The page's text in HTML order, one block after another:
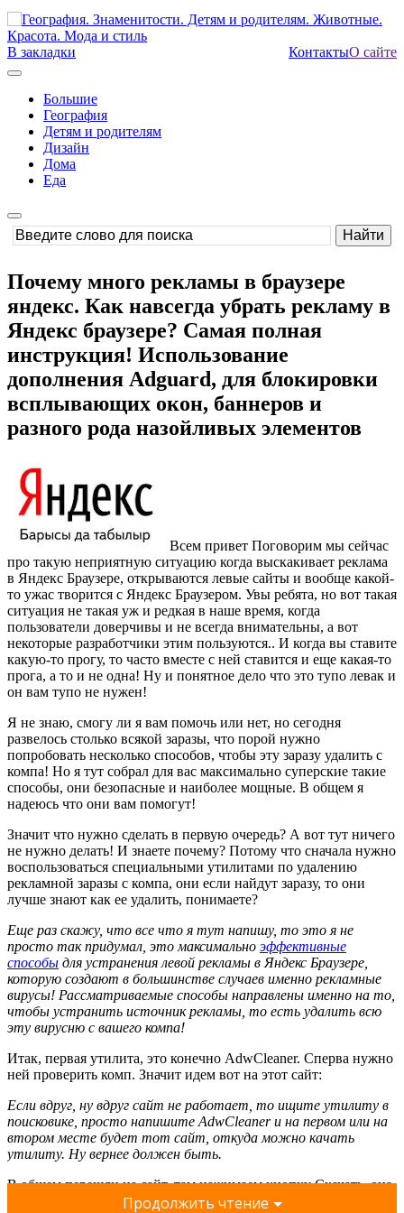
В закладки КонтактыО сайте
Большие
География
Детям и родителям
Дизайн
Дома
Еда
Почему много рекламы в браузере
яндекс. Как навсегда убрать рекламу в
Яндекс браузере? Самая полная
инструкция! Использование
дополнения Adguard, для блокировки
всплывающих окон, баннеров и
разного рода назойливых элементов
Всем привет Поговорим мы сейчас
про такую неприятную ситуацию когда выскакивает реклама
в Яндекс Браузере, открываются левые сайты и вообще какой-
то ужас творится с Яндекс Браузером. Увы ребята, но вот такая
ситуация не такая уж и редкая в наше время, когда
пользователи доверчивы и не всегда внимательны, а вот
некоторые разработчики этим пользуются.. И когда вы ставите
какую-то прогу, то часто вместе с ней ставится и еще какая-то
прога, а то и не одна! Ну и понятное дело что это тупо левак и
он вам тупо не нужен!
Я не знаю, смогу ли я вам помочь или нет, но сегодня
развелось столько всякой заразы, что порой нужно
попробовать несколько способов, чтобы эту заразу удалить с
компа! Но я тут собрал для вас максимально суперские такие
способы, они безопасные и наиболее мощные. В общем я
надеюсь что они вам помогут!
Значит что нужно сделать в первую очередь? А вот тут ничего
не нужно делать! И знаете почему? Потому что сначала нужно
воспользоваться специальными утилитами по удалению
рекламной заразы с компа, они если найдут заразу, то они
лучше знают как ее удалить, понимаете?
Еще раз скажу, что все что я тут напишу, то это я не
просто так придумал, это максимально эффективные
способы для устранения левой рекламы в Яндекс Браузере,
которую создают в большинстве случаев именно рекламные
вирусы! Рассматриваемые способы направлены именно на то,
чтобы устранить источник рекламы, то есть удалить всю
эту вирусню с вашего компа!
Итак, первая утилита, это конечно AdwCleaner. Сперва нужно
ней проверить комп. Значит идем вот на этот сайт:
Если вдруг, ну вдруг сайт не работает, то ищите утилиту в
поисковике, просто напишите AdwCleaner и на первом или на
втором месте будет тот сайт, откуда можно качать
утилиту. Ну вернее должен быть.
В общем перешли на сайт, там нажимаем кнопку Скачать, она
такая будет зелененькая:Продолжить чтение